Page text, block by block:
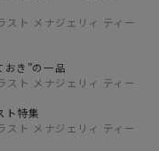
ト メナジェリィ ティー
おき”の一品
ト メナジェリィ ティー
ト特集
ト メナジェリィ ティー